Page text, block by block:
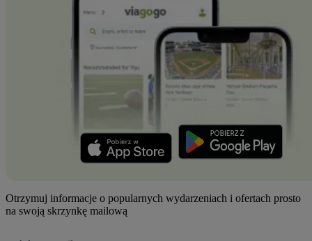
Otrzymuj informacje o popularnych wydarzeniach i ofertach prosto
na swoją skrzynkę mailową